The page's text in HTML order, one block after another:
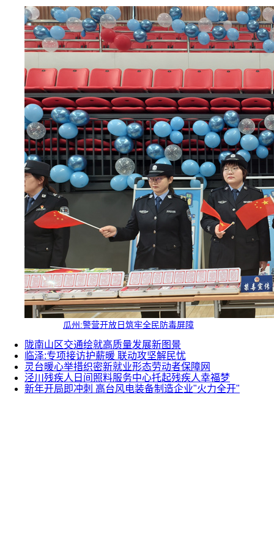
瓜州:警营开放日筑牢全民防毒屏障
陇南山区交通绘就高质量发展新图景
临泽:专项接访护薪暖 联动攻坚解民忧
灵台暖心举措织密新就业形态劳动者保障网
泾川残疾人日间照料服务中心托起残疾人幸福梦
新年开局即冲刺 高台风电装备制造企业"火力全开"